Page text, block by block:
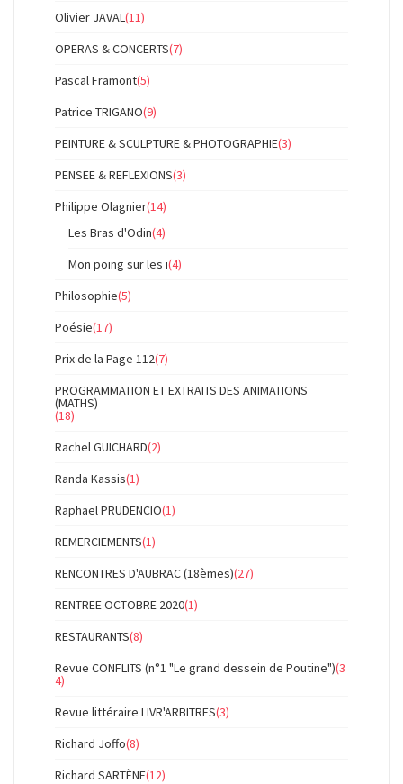
Olivier JAVAL(11)
OPERAS & CONCERTS(7)
Pascal Framont(5)
Patrice TRIGANO(9)
PEINTURE & SCULPTURE & PHOTOGRAPHIE(3)
PENSEE & REFLEXIONS(3)
Philippe Olagnier(14)
Les Bras d'Odin(4)
Mon poing sur les i(4)
Philosophie(5)
Poésie(17)
Prix de la Page 112(7)
PROGRAMMATION ET EXTRAITS DES ANIMATIONS
(MATHS)
(18)
Rachel GUICHARD(2)
Randa Kassis(1)
Raphaël PRUDENCIO(1)
REMERCIEMENTS(1)
RENCONTRES D'AUBRAC (18èmes)(27)
RENTREE OCTOBRE 2020(1)
RESTAURANTS(8)
Revue CONFLITS (n°1 "Le grand dessein de Poutine")(3
4)
Revue littéraire LIVR'ARBITRES(3)
Richard Joffo(8)
Richard SARTÈNE(12)